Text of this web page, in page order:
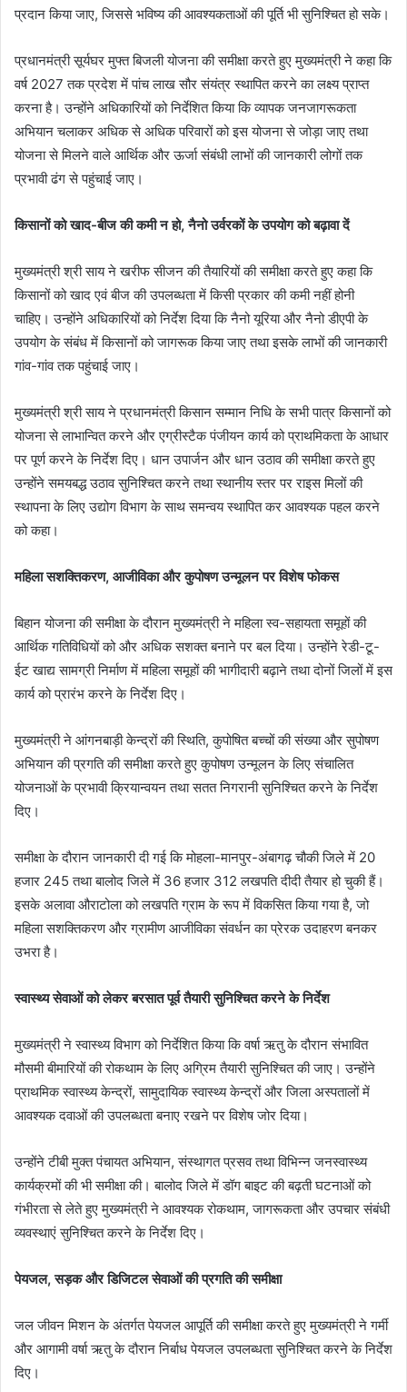
प्रदान किया जाए, जिससे भविष्य की आवश्यकताओं की पूर्ति भी सुनिश्चित हो सके।
प्रधानमंत्री सूर्यघर मुफ्त बिजली योजना की समीक्षा करते हुए मुख्यमंत्री ने कहा कि
वर्ष 2027 तक प्रदेश में पांच लाख सौर संयंत्र स्थापित करने का लक्ष्य प्राप्त
करना है। उन्होंने अधिकारियों को निर्देशित किया कि व्यापक जनजागरूकता
अभियान चलाकर अधिक से अधिक परिवारों को इस योजना से जोड़ा जाए तथा
योजना से मिलने वाले आर्थिक और ऊर्जा संबंधी लाभों की जानकारी लोगों तक
प्रभावी ढंग से पहुंचाई जाए।
किसानों को खाद-बीज की कमी न हो, नैनो उर्वरकों के उपयोग को बढ़ावा दें
मुख्यमंत्री श्री साय ने खरीफ सीजन की तैयारियों की समीक्षा करते हुए कहा कि
किसानों को खाद एवं बीज की उपलब्धता में किसी प्रकार की कमी नहीं होनी
चाहिए। उन्होंने अधिकारियों को निर्देश दिया कि नैनो यूरिया और नैनो डीएपी के
उपयोग के संबंध में किसानों को जागरूक किया जाए तथा इसके लाभों की जानकारी
गांव-गांव तक पहुंचाई जाए।
मुख्यमंत्री श्री साय ने प्रधानमंत्री किसान सम्मान निधि के सभी पात्र किसानों को
योजना से लाभान्वित करने और एग्रीस्टैक पंजीयन कार्य को प्राथमिकता के आधार
पर पूर्ण करने के निर्देश दिए। धान उपार्जन और धान उठाव की समीक्षा करते हुए
उन्होंने समयबद्ध उठाव सुनिश्चित करने तथा स्थानीय स्तर पर राइस मिलों की
स्थापना के लिए उद्योग विभाग के साथ समन्वय स्थापित कर आवश्यक पहल करने
को कहा।
महिला सशक्तिकरण, आजीविका और कुपोषण उन्मूलन पर विशेष फोकस
बिहान योजना की समीक्षा के दौरान मुख्यमंत्री ने महिला स्व-सहायता समूहों की
आर्थिक गतिविधियों को और अधिक सशक्त बनाने पर बल दिया। उन्होंने रेडी-टू-
ईट खाद्य सामग्री निर्माण में महिला समूहों की भागीदारी बढ़ाने तथा दोनों जिलों में इस
कार्य को प्रारंभ करने के निर्देश दिए।
मुख्यमंत्री ने आंगनबाड़ी केन्द्रों की स्थिति, कुपोषित बच्चों की संख्या और सुपोषण
अभियान की प्रगति की समीक्षा करते हुए कुपोषण उन्मूलन के लिए संचालित
योजनाओं के प्रभावी क्रियान्वयन तथा सतत निगरानी सुनिश्चित करने के निर्देश
दिए।
समीक्षा के दौरान जानकारी दी गई कि मोहला-मानपुर-अंबागढ़ चौकी जिले में 20
हजार 245 तथा बालोद जिले में 36 हजार 312 लखपति दीदी तैयार हो चुकी हैं।
इसके अलावा औराटोला को लखपति ग्राम के रूप में विकसित किया गया है, जो
महिला सशक्तिकरण और ग्रामीण आजीविका संवर्धन का प्रेरक उदाहरण बनकर
उभरा है।
स्वास्थ्य सेवाओं को लेकर बरसात पूर्व तैयारी सुनिश्चित करने के निर्देश
मुख्यमंत्री ने स्वास्थ्य विभाग को निर्देशित किया कि वर्षा ऋतु के दौरान संभावित
मौसमी बीमारियों की रोकथाम के लिए अग्रिम तैयारी सुनिश्चित की जाए। उन्होंने
प्राथमिक स्वास्थ्य केन्द्रों, सामुदायिक स्वास्थ्य केन्द्रों और जिला अस्पतालों में
आवश्यक दवाओं की उपलब्धता बनाए रखने पर विशेष जोर दिया।
उन्होंने टीबी मुक्त पंचायत अभियान, संस्थागत प्रसव तथा विभिन्न जनस्वास्थ्य
कार्यक्रमों की भी समीक्षा की। बालोद जिले में डॉग बाइट की बढ़ती घटनाओं को
गंभीरता से लेते हुए मुख्यमंत्री ने आवश्यक रोकथाम, जागरूकता और उपचार संबंधी
व्यवस्थाएं सुनिश्चित करने के निर्देश दिए।
पेयजल, सड़क और डिजिटल सेवाओं की प्रगति की समीक्षा
जल जीवन मिशन के अंतर्गत पेयजल आपूर्ति की समीक्षा करते हुए मुख्यमंत्री ने गर्मी
और आगामी वर्षा ऋतु के दौरान निर्बाध पेयजल उपलब्धता सुनिश्चित करने के निर्देश
दिए।